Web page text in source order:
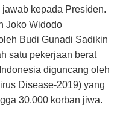
kepada Presiden.
Joko Widodo
Budi Gunadi Sadikin
satu pekerjaan berat
diguncang oleh
Disease-2019) yang
30.000 korban jiwa.